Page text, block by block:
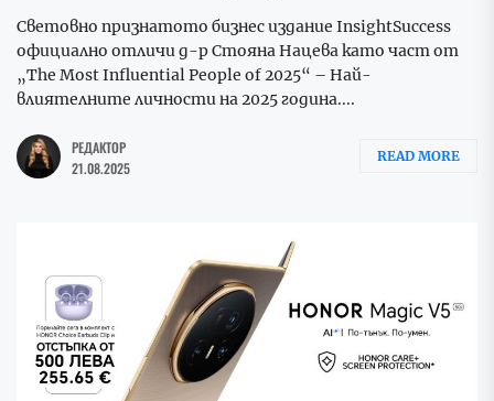
Световно признатото бизнес издание InsightSuccess
официално отличи д-р Стояна Нацева като част от
„The Most Influential People of 2025“ – Най-
влиятелните личности на 2025 година....
РЕДАКТОР
21.08.2025
READ MORE